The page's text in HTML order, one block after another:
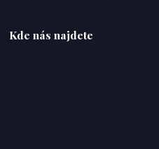
Kde nás najdete